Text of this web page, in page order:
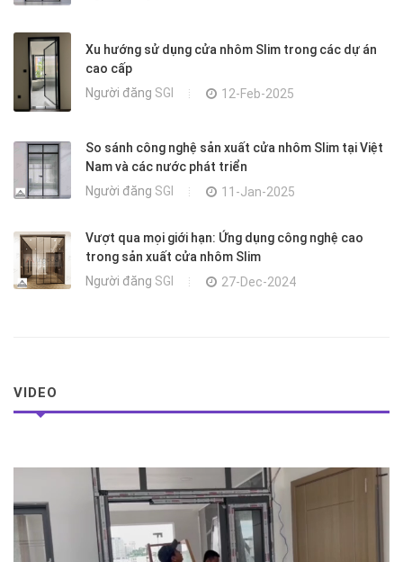
Xu hướng sử dụng cửa nhôm Slim trong các dự án
cao cấp
Người đăng SGI 12-Feb-2025
So sánh công nghệ sản xuất cửa nhôm Slim tại Việt
Nam và các nước phát triển
Người đăng SGI 11-Jan-2025
Vượt qua mọi giới hạn: Ứng dụng công nghệ cao
trong sản xuất cửa nhôm Slim
Người đăng SGI 27-Dec-2024
VIDEO